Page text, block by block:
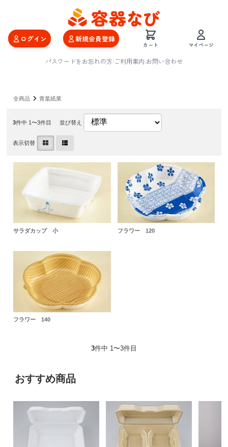
ログイン 新規会員登録
カート マイページ
パスワードをお忘れの方|ご利用案内|お問い合わせ
全商品 青葉紙業
3件中 1〜3件目 並び替え
表示切替
サラダカップ 小 フラワー 120
フラワー 140
3件中 1〜3件目
おすすめ商品